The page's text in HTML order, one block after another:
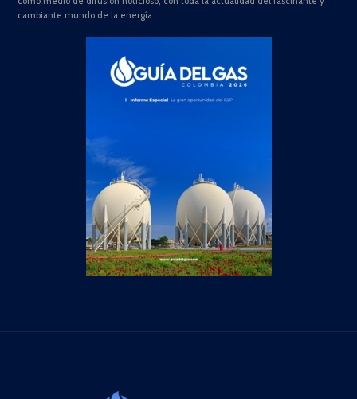
cambiante mundo de la energía.